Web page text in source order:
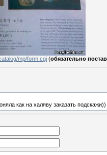
mp/form.cgi (обязательно
как на халяву заказать